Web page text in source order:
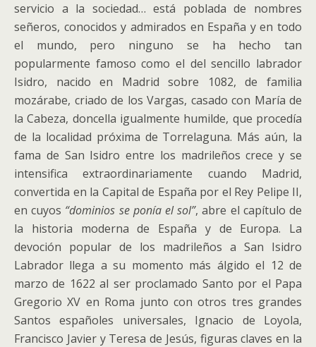
servicio a la sociedad… está poblada de nombres
señeros, conocidos y admirados en España y en todo
el mundo, pero ninguno se ha hecho tan
popularmente famoso como el del sencillo labrador
Isidro, nacido en Madrid sobre 1082, de familia
mozárabe, criado de los Vargas, casado con María de
la Cabeza, doncella igualmente humilde, que procedía
de la localidad próxima de Torrelaguna. Más aún, la
fama de San Isidro entre los madrileños crece y se
intensifica extraordinariamente cuando Madrid,
convertida en la Capital de España por el Rey Pelipe II,
en cuyos “dominios se ponía el sol”, abre el capítulo de
la historia moderna de España y de Europa. La
devoción popular de los madrileños a San Isidro
Labrador llega a su momento más álgido el 12 de
marzo de 1622 al ser proclamado Santo por el Papa
Gregorio XV en Roma junto con otros tres grandes
Santos españoles universales, Ignacio de Loyola,
Francisco Javier y Teresa de Jesús, figuras claves en la